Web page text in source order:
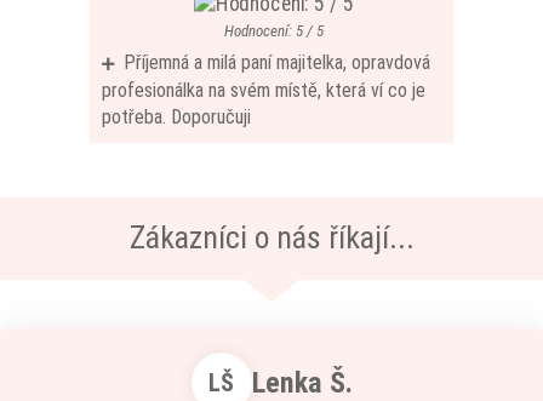
Hodnocení: 5 / 5
Příjemná a milá paní majitelka, opravdová
profesionálka na svém místě, která ví co je
potřeba. Doporučuji
Zákazníci o nás říkají...
LŠ Lenka Š.